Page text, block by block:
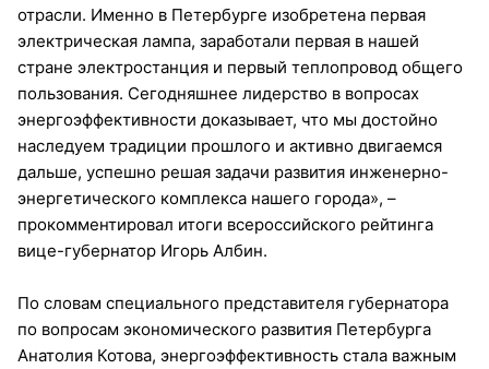
отрасли. Именно в Петербурге изобретена первая
электрическая лампа, заработали первая в нашей
стране электростанция и первый теплопровод общего
пользования. Сегодняшнее лидерство в вопросах
энергоэффективности доказывает, что мы достойно
наследуем традиции прошлого и активно двигаемся
дальше, успешно решая задачи развития инженерно-
энергетического комплекса нашего города», –
прокомментировал итоги всероссийского рейтинга
вице-губернатор Игорь Албин.
По словам специального представителя губернатора
по вопросам экономического развития Петербурга
Анатолия Котова, энергоэффективность стала важным